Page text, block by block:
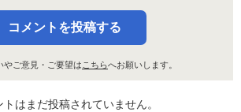
コメントを投稿する
やご意見・ご要望は こちらへお願いします。
トはまだ投稿されていません。